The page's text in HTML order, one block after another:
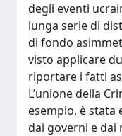
degli eventi
lunga serie di
di fondo
visto applicare
riportare i fatti
L’unione della
esempio, è stata
dai governi e dai